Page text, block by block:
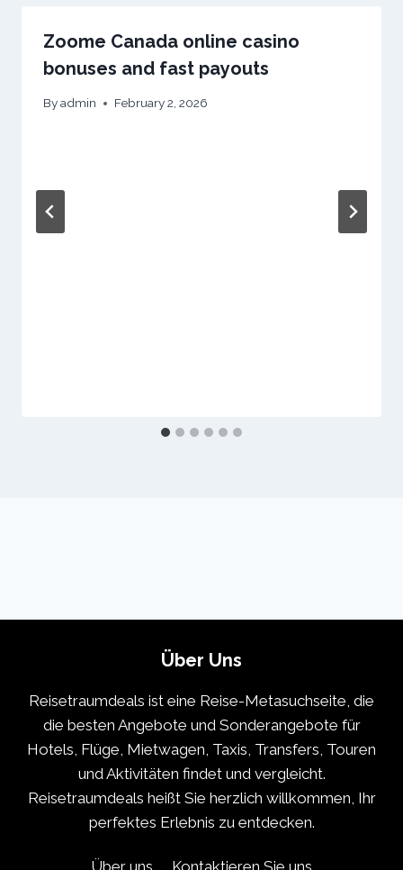
Zoome Canada online casino
bonuses and fast payouts
Byadmin February 2, 2026
Über Uns
Reisetraumdeals ist eine Reise-Metasuchseite, die
die besten Angebote und Sonderangebote für
Hotels, Flüge, Mietwagen, Taxis, Transfers, Touren
und Aktivitäten findet und vergleicht.
Reisetraumdeals heißt Sie herzlich willkommen, Ihr
perfektes Erlebnis zu entdecken.